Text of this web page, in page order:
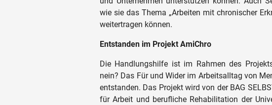
wie sie das Thema „Arbeiten mit chronischer
weitertragen können.
Entstanden im Projekt AmiChro
Die Handlungshilfe ist im Rahmen des
nein? Das Für und Wider im Arbeitsalltag von
entstanden. Das Projekt wird von der BAG
für Arbeit und berufliche Rehabilitation der